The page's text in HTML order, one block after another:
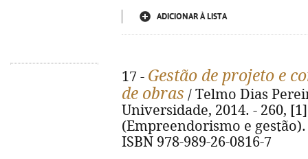
ADICIONAR À LISTA
17 - Gestão de projeto e
de obras / Telmo Dias
Universidade, 2014. - 260,
(Empreendorismo e
ISBN 978-989-26-0816-7